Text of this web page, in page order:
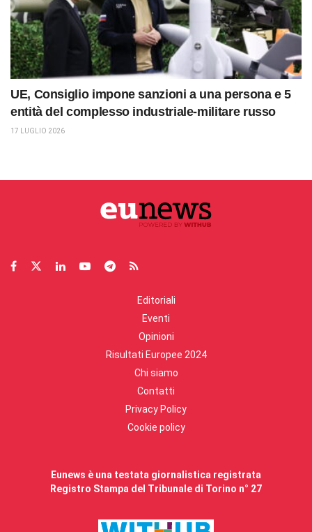
UE, Consiglio impone sanzioni a una persona e 5
entità del complesso industriale-militare russo
17 LUGLIO 2026
Editoriali
Eventi
Opinioni
Risultati Europee 2024
Chi siamo
Contatti
Privacy Policy
Cookie policy
Eunews è una testata giornalistica registrata
Registro Stampa del Tribunale di Torino n° 27